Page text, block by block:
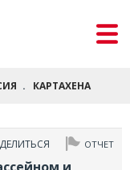
КАРТАХЕНА
ОТЧЕТ